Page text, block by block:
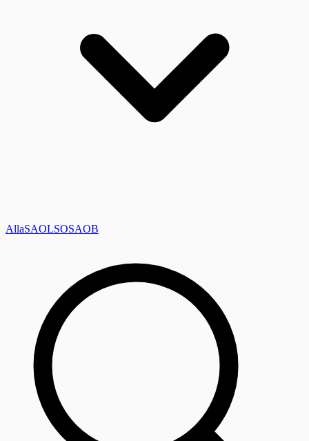
AllaSAOLSOSAOB